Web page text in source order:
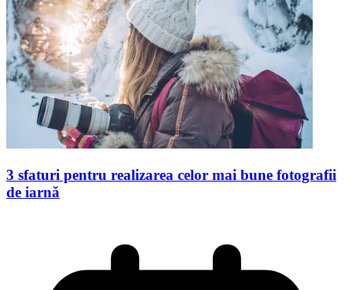
3 sfaturi pentru realizarea celor mai bune fotografii
de iarnă